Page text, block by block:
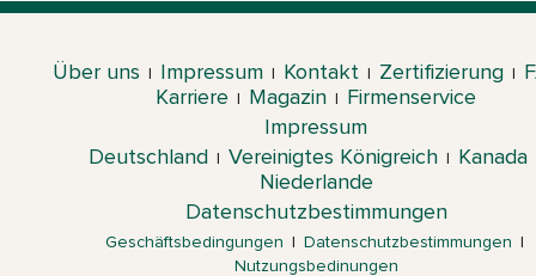
Über uns | Impressum | Kontakt | Zertifizierung |
Karriere | Magazin |
Firmenservice
Impressum
Deutschland
| Vereinigtes Königreich |
Kanada
Niederlande
Datenschutzbestimmungen
Geschäftsbedingungen | Datenschutzbestimmungen |
Nutzungsbedinungen